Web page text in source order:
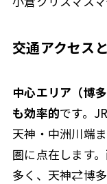
交通アクセス
中心エリア（博
も効率的です。
天神・中洲川端
圏に点在します
多く、 天神⇄博